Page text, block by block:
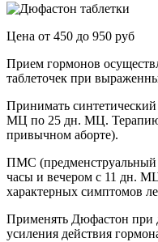
Цена от 450 до 950 руб
Прием гормонов
таблеточек при
Принимать
МЦ по 25 дн. МЦ. Терапию
привычном аборте).
ПМС (предменструальный
часы и вечером с 11 дн.
характерных симптомов
Применять Дюфастон при
усиления действия